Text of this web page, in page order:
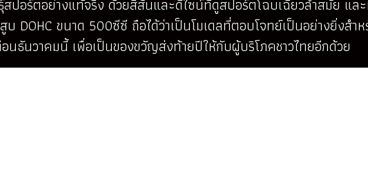
ปอร์ตอย่างแท้จริง ด้วยสีสันและดีไซน์ที่ดูสปอร์ตโฉบเฉี่ยวล้ำสมัย แ
DOHC ขนาด 500ซีซี ถือได้ว่าเป็นโมเดลที่ตอบโจทย์เป็นอย่างยิ่งส
อนธันวาคมนี้ เพื่อเป็นของขวัญส่งท้ายปีให้กับผู้บริโภคชาวไทยอีกด้วย